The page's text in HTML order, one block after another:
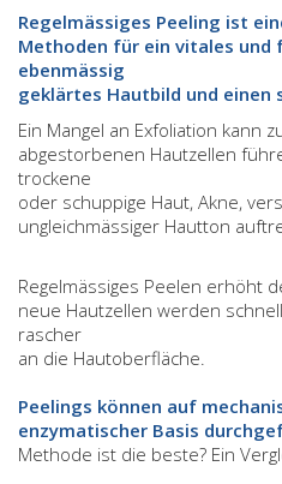
Regelmässiges Peeling ist
Methoden für ein vitales und
ebenmässig
geklärtes Hautbild und einen
Ein Mangel an Exfoliation kann
abgestorbenen Hautzellen
trockene
oder schuppige Haut, Akne,
ungleichmässiger Hautton
Regelmässiges Peelen erhöht
neue Hautzellen werden
rascher
an die Hautoberfläche.
Peelings können auf
enzymatischer Basis
Methode ist die beste? Ein